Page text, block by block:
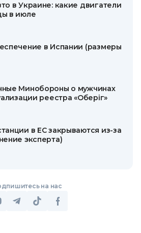
в Украине: какие двигатели
в июле
в Испании (размеры
Минобороны о мужчинах
реестра «Оберіг»
в ЕС закрываются из-за
эксперта)
на нас